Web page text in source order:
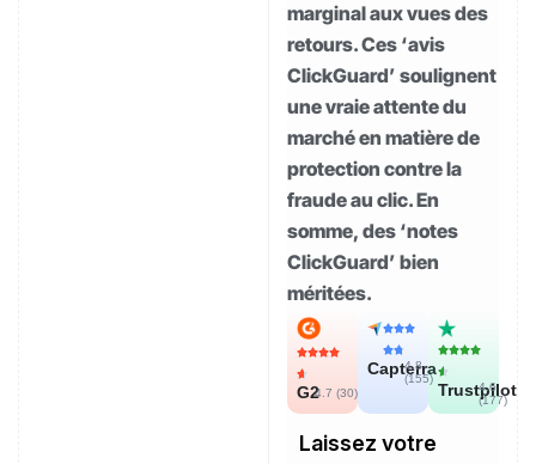
marginal aux vues des
retours. Ces ‘avis
ClickGuard’ soulignent
une vraie attente du
marché en matière de
protection contre la
fraude au clic. En
somme, des ‘notes
ClickGuard’ bien
méritées.
G24.7 (30)
Capterra
4.8
(155)
Trustpilot
4.6
(177)
Laissez votre